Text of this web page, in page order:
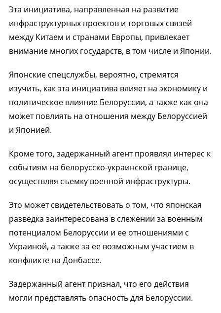
Эта инициатива, направленная на развитие
инфраструктурных проектов и торговых связей
между Китаем и странами Европы, привлекает
внимание многих государств, в том числе и Японии.
Японские спецслужбы, вероятно, стремятся
изучить, как эта инициатива влияет на экономику и
политическое влияние Белоруссии, а также как она
может повлиять на отношения между Белоруссией
и Японией.
Кроме того, задержанный агент проявлял интерес к
событиям на белорусско-украинской границе,
осуществляя съемку военной инфраструктуры.
Это может свидетельствовать о том, что японская
разведка заинтересована в слежении за военным
потенциалом Белоруссии и ее отношениями с
Украиной, а также за ее возможным участием в
конфликте на Донбассе.
Задержанный агент признал, что его действия
могли представлять опасность для Белоруссии.